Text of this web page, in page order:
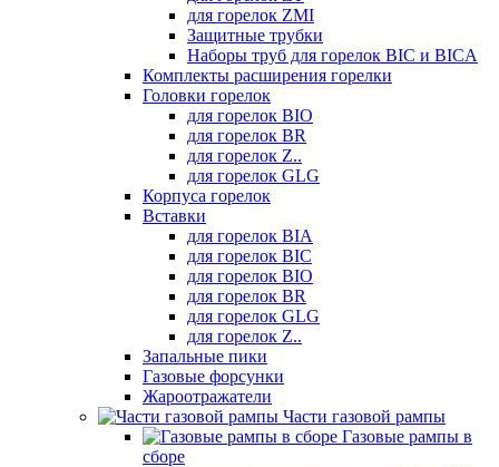
для горелок ZMI
Защитные трубки
Наборы труб для горелок BIC и BICA
Комплекты расширения горелки
Головки горелок
для горелок BIO
для горелок BR
для горелок Z..
для горелок GLG
Корпуса горелок
Вставки
для горелок BIA
для горелок BIC
для горелок BIO
для горелок BR
для горелок GLG
для горелок Z..
Запальные пики
Газовые форсунки
Жароотражатели
Части газовой рампы
Газовые рампы в
сборе